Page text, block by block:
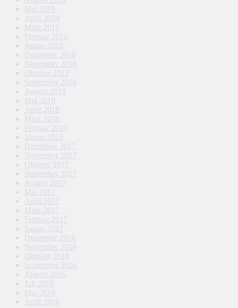
Mai 2019
April 2019
März 2019
Februar 2019
Januar 2019
Dezember 2018
November 2018
Oktober 2018
September 2018
August 2018
Mai 2018
April 2018
März 2018
Februar 2018
Januar 2018
Dezember 2017
November 2017
Oktober 2017
September 2017
August 2017
Mai 2017
April 2017
März 2017
Februar 2017
Januar 2017
Dezember 2016
November 2016
Oktober 2016
September 2016
August 2016
Juli 2016
Mai 2016
April 2016